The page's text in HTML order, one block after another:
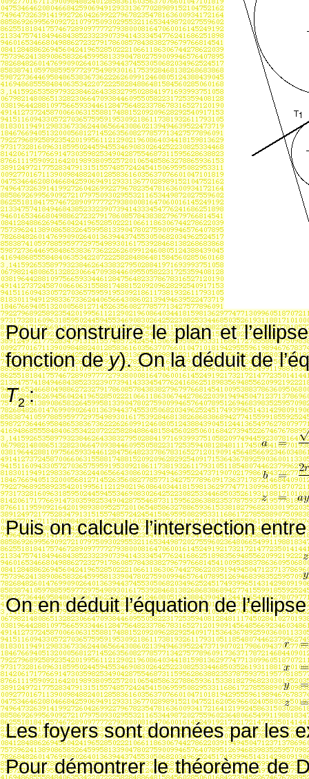
Pour construire le plan et
fonction dey). On la déduit de
T2 :
Puis on calcule l’intersection
On en déduit l’équation de l’ellipse
Les foyers sont données par les
Pour démontrer le théorème de